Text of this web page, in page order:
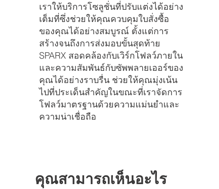
เราให้บริการโซลูชั่นที่ปรับแต่งได้อย่าง
เต็มที่ซึ่งช่วยให้คุณควบคุมใบสั่งซื้อ
ของคุณได้อย่างสมบูรณ์ ตั้งแต่การ
สร้างจนถึงการส่งมอบขั้นสุดท้าย
SPARX สอดคล้องกับเวิร์กโฟลว์ภายใน
และความสัมพันธ์กับซัพพลายเออร์ของ
คุณได้อย่างราบรื่น ช่วยให้คุณมุ่งเน้น
ไปที่ประเด็นสําคัญในขณะที่เราจัดการ
โฟลว์มาตรฐานด้วยความแม่นยําและ
ความน่าเชื่อถือ
คุณสามารถเห็นอะไร